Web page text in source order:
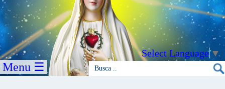
Select Language▼
Menu ☰